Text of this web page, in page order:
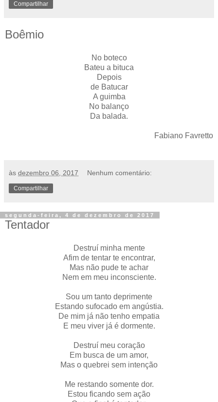
Compartilhar
Boêmio
No boteco
Bateu a bituca
Depois
de Batucar
A guimba
No balanço
Da balada.
Fabiano Favretto
às dezembro 06, 2017 Nenhum comentário:
Compartilhar
segunda-feira, 4 de dezembro de 2017
Tentador
Destruí minha mente
Afim de tentar te encontrar,
Mas não pude te achar
Nem em meu inconsciente.
Sou um tanto deprimente
Estando sufocado em angústia.
De mim já não tenho empatia
E meu viver já é dormente.
Destruí meu coração
Em busca de um amor,
Mas o quebrei sem intenção
Me restando somente dor.
Estou ficando sem ação